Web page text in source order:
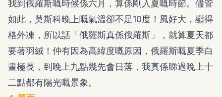
我到俄羅斯嘅時候係六月，算係剛入夏嘅時節。儘管
如此，莫斯科晚上嘅氣溫卻不足10度！風好大，顯得
格外凍，所以話「俄羅斯真係俄羅斯」，就算夏天都
要著羽絨！仲有因為高緯度嘅原因，俄羅斯嘅夏季白
晝極長，到晚上九點幾先會日落，我真係睇過晚上十
二點都有陽光嘅景象。